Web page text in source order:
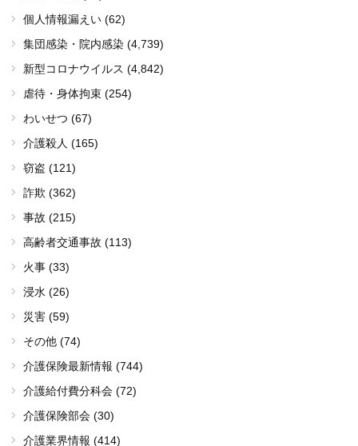
個人情報漏えい (62)
集団感染・院内感染 (4,739)
新型コロナウイルス (4,842)
虐待・身体拘束 (254)
わいせつ (67)
介護殺人 (165)
窃盗 (121)
詐欺 (362)
事故 (215)
高齢者交通事故 (113)
火事 (33)
浸水 (26)
災害 (59)
その他 (74)
介護保険最新情報 (744)
介護給付費分科会 (72)
介護保険部会 (30)
介護業界情報 (414)